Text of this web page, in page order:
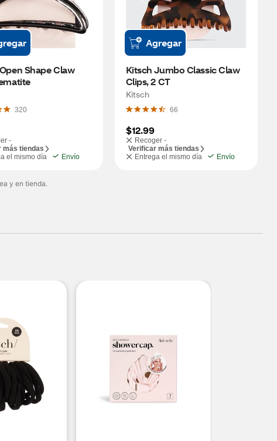
Shape Claw
320
-
más tiendas
el mismo día
Envío
Agregar
Kitsch Jumbo Classic Claw
Clips, 2 CT
Kitsch
66
$12.99
Recoger -
Verificar más tiendas
Entrega el mismo día
Envío
y en tienda.